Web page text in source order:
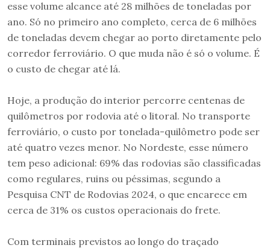
esse volume alcance até 28 milhões de toneladas por
ano. Só no primeiro ano completo, cerca de 6 milhões
de toneladas devem chegar ao porto diretamente pelo
corredor ferroviário. O que muda não é só o volume. É
o custo de chegar até lá.
Hoje, a produção do interior percorre centenas de
quilômetros por rodovia até o litoral. No transporte
ferroviário, o custo por tonelada-quilômetro pode ser
até quatro vezes menor. No Nordeste, esse número
tem peso adicional: 69% das rodovias são classificadas
como regulares, ruins ou péssimas, segundo a
Pesquisa CNT de Rodovias 2024, o que encarece em
cerca de 31% os custos operacionais do frete.
Com terminais previstos ao longo do traçado